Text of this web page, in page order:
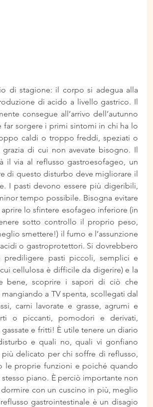
di stagione: il corpo si adegua alla
di acido a livello gastrico. Il
consegue all’arrivo dell’autunno
far sorgere i primi sintomi in chi ha lo
caldi o troppo freddi, speziati o
di cui non avevate bisogno. Il
via al reflusso gastroesofageo, un
di questo disturbo deve migliorare il
I pasti devono essere più digeribili,
tempo possibile. Bisogna evitare
lo sfintere esofageo inferiore (in
sotto controllo il proprio peso,
smettere!) il fumo e l’assunzione
o gastroprotettori. Si dovrebbero
pasti piccoli, semplici e
cellulosa è difficile da digerire) e la
bene, scoprire i sapori di ciò che
a TV spenta, scollegati dal
carni lavorate e grasse, agrumi e
o piccanti, pomodori e derivati,
e fritti! È utile tenere un diario
e quali no, quali vi gonfiano
delicato per chi soffre di reflusso,
le proprie funzioni e poiché quando
piano. È perciò importante non
con un cuscino in più, meglio
gastrointestinale è un disagio